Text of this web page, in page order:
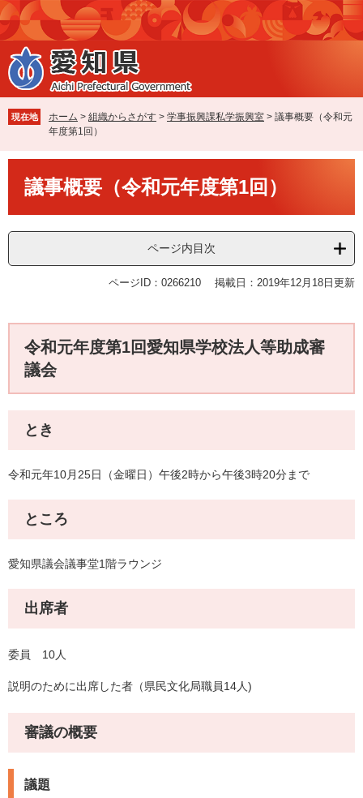
ペ
ー
ジ
の
先
で
す
メ
ニ
ュ
ー
を
ば
し
本
現在地 ホーム > 組織からさがす > 学事振興課私学振興室 > 議事概要（令和元
年度第1回）
議事概要（令和元年度第1回）
ページ内目次
ページID：0266210 掲載日：2019年12月18日更新
令和元年度第1回愛知県学校法人等助成審
議会
とき
令和元年10月25日（金曜日）午後2時から午後3時20分まで
ところ
愛知県議会議事堂1階ラウンジ
出席者
委員 10人
説明のために出席した者（県民文化局職員14人)
審議の概要
議題